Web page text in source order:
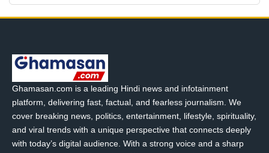
Ghamasan.com is a leading Hindi news and infotainment
platform, delivering fast, factual, and fearless journalism. We
cover breaking news, politics, entertainment, lifestyle, spirituality,
and viral trends with a unique perspective that connects deeply
with today’s digital audience. With a strong voice and a sharp